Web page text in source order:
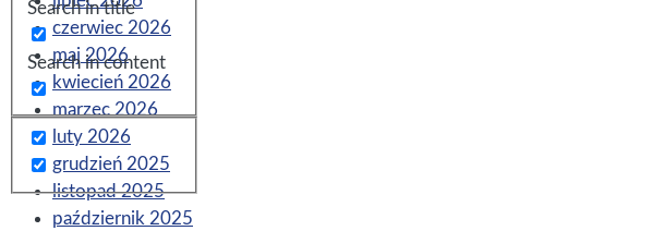
Search in title
Search in content
czerwiec 2026
maj 2026
kwiecień 2026
marzec 2026
luty 2026
grudzień 2025
listopad 2025
październik 2025